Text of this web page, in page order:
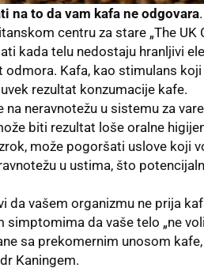
na to da vam kafa ne odgovara.
centru za stare „The UK
kada telu nedostaju hranljivi
Kafa, kao stimulans koji
rezultat konzumacije kafe.
neravnotežu u sistemu za
biti rezultat loše oralne
može pogoršati uslove koji
u ustima, što
da vašem organizmu ne prija
da vaše telo „ne
sa prekomernim unosom
Kaningem.